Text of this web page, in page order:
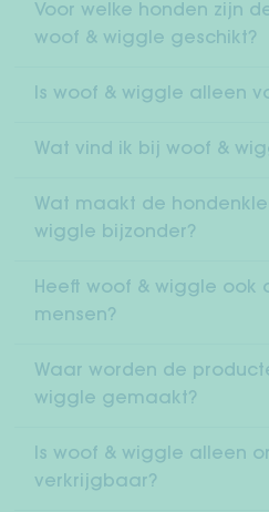
Voor welke honden zijn
woof & wiggle geschikt?
Is woof & wiggle alleen
Wat vind ik bij woof &
Wat maakt de
wiggle bijzonder?
Heeft woof & wiggle ook
mensen?
Waar worden de
wiggle gemaakt?
Is woof & wiggle alleen
verkrijgbaar?